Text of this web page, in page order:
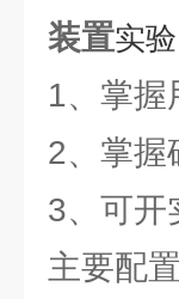
装置实
1、掌握
2、掌握
3、可开
主要配置